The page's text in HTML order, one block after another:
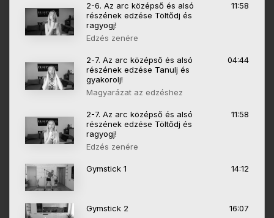
2-6. Az arc középső és alsó
részének edzése Töltődj és
ragyogj!
11:58
Edzés zenére
2-7. Az arc középső és alsó
részének edzése Tanulj és
gyakorolj!
04:44
Magyarázat az edzéshez
2-7. Az arc középső és alsó
részének edzése Töltődj és
ragyogj!
11:58
Edzés zenére
Gymstick 1 14:12
Gymstick 2 16:07